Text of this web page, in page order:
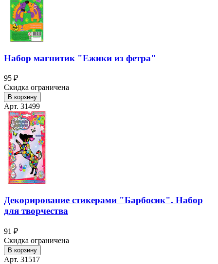
Набор магнитик "Ежики из фетра"
95 ₽
Скидка ограничена
В корзину
Арт. 31499
Декорирование стикерами "Барбосик". Набор
для творчества
91 ₽
Скидка ограничена
В корзину
Арт. 31517